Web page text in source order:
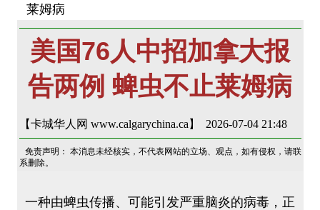
莱姆病
美国76人中招加拿大报
告两例 蜱虫不止莱姆病
【卡城华人网 www.calgarychina.ca】 2026-07-04 21:48
免责声明： 本消息未经核实，不代表网站的立场、观点，如有侵权，请联
系删除。
一种由蜱虫传播、可能引发严重脑炎的病毒，正